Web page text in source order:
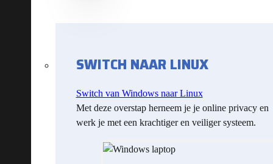
SWITCH NAAR LINUX
Switch van Windows naar Linux
Met deze overstap herneem je je online privacy en
werk je met een krachtiger en veiliger systeem.